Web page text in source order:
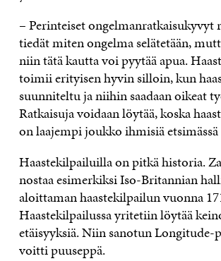
– Perinteiset ongelmanratkaisukyvyt
tiedät miten ongelma selätetään,
niin tätä kautta voi pyytää apua.
toimii erityisen hyvin silloin, kun
suunniteltu ja niihin saadaan oikeat
Ratkaisuja voidaan löytää, koska
on laajempi joukko ihmisiä
Haastekilpailuilla on pitkä historia.
nostaa esimerkiksi Iso-Britannian
aloittaman haastekilpailun vuonna
Haastekilpailussa yritetiin löytää
etäisyyksiä. Niin sanotun Longitude-
voitti puuseppä.